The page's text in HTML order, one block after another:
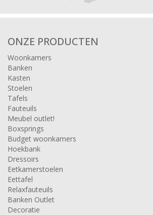
ONZE PRODUCTEN
Woonkamers
Banken
Kasten
Stoelen
Tafels
Fauteuils
Meubel outlet!
Boxsprings
Budget woonkamers
Hoekbank
Dressoirs
Eetkamerstoelen
Eettafel
Relaxfauteuils
Banken Outlet
Decoratie